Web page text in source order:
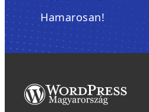
Hamarosan!